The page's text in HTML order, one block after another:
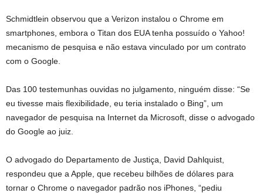
Schmidtlein observou que a Verizon instalou o Chrome em
smartphones, embora o Titan dos EUA tenha possuído o Yahoo!
mecanismo de pesquisa e não estava vinculado por um contrato
com o Google.
Das 100 testemunhas ouvidas no julgamento, ninguém disse: “Se
eu tivesse mais flexibilidade, eu teria instalado o Bing”, um
navegador de pesquisa na Internet da Microsoft, disse o advogado
do Google ao juiz.
O advogado do Departamento de Justiça, David Dahlquist,
respondeu que a Apple, que recebeu bilhões de dólares para
tornar o Chrome o navegador padrão nos iPhones, “pediu